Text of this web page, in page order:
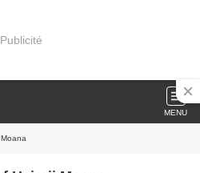
Publicité
MENU